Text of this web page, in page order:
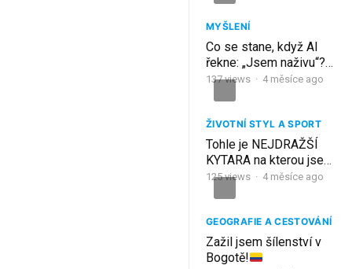
MYŠLENÍ
Co se stane, když AI
řekne: „Jsem naživu“?
Minutu po minutě
137views · 4 měsíce ago
ŽIVOTNÍ STYL A SPORT
Tohle je NEJDRAŽŠÍ
KYTARA na kterou jsem
KDY HRÁL a má
125views · 4 měsíce ago
GEOGRAFIE A CESTOVÁNÍ
Zažil jsem šílenství v
Bogotě!